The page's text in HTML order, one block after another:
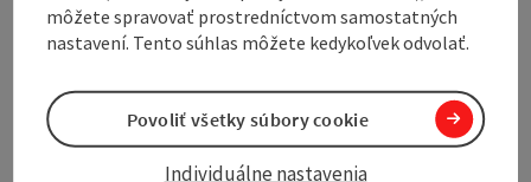
Neureichenau and Altreichenau, past Frauenberg and
up to the Dreisesselberg. The route then leads
through picturesque forest landscapes. You reach
Jandelsbrunn via Annathal, Heldengut, Sonndorf,
Hinterschmiding and Grainet. The final stage leads
môžete spravovať prostredníctvom samostatných
nastavení. Tento súhlas môžete kedykoľvek odvolať.
Individuálne nastavenia
Povoliť všetky súbory cookie